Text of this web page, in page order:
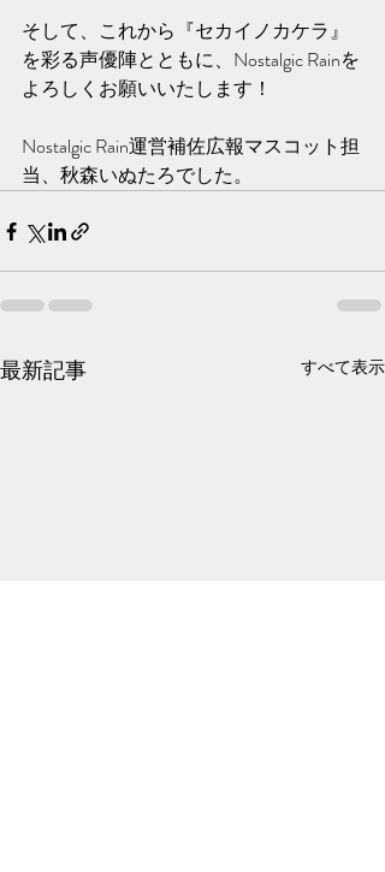
そして、これから『セカイノカケラ』
を彩る声優陣とともに、Nostalgic Rainを
よろしくお願いいたします！
Nostalgic Rain運営補佐広報マスコット担
当、秋森いぬたろでした。
最新記事 すべて表示